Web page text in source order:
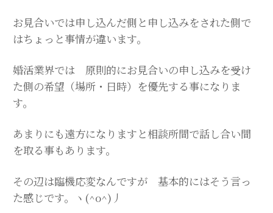
お見合いでは申し込んだ側と申し込みをされた側で
はちょっと事情が違います。
婚活業界では 原則的にお見合いの申し込みを受け
た側の希望（場所・日時）を優先する事になりま
す。
あまりにも遠方になりますと相談所間で話し合い間
を取る事もあります。
その辺は臨機応変なんですが 基本的にはそう言っ
た感じです。ヽ(^o^)丿